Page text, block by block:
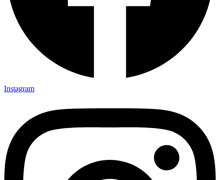
Instagram